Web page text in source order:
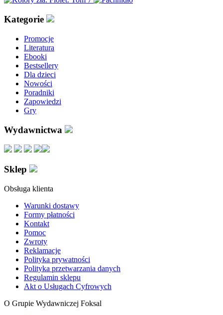
Kategorie
Promocje
Literatura
Ebooki
Bestsellery
Dla dzieci
Nowości
Poradniki
Zapowiedzi
Gry
Wydawnictwa
Sklep
Obsługa klienta
Warunki dostawy
Formy płatności
Kontakt
Pomoc
Zwroty
Reklamacje
Polityka prywatności
Polityka przetwarzania danych
Regulamin sklepu
Akt o Usługach Cyfrowych
O Grupie Wydawniczej Foksal